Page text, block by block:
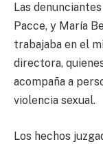
Las
Pacce, y María
trabajaba en el
directora,
acompaña a
violencia sexual.
Los hechos